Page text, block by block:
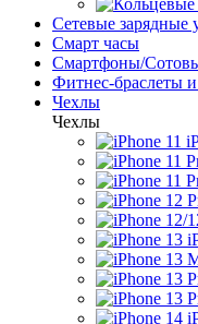
Сетевые зарядные
Смарт часы
Смартфоны/
Фитнес-браслеты
Чехлы
Чехлы